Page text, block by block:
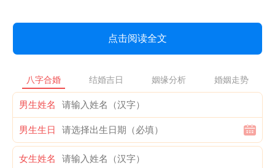
点击阅读全文
八字合婚 结婚吉日 姻缘分析 婚姻走势
男生姓名
男生生日
女生姓名